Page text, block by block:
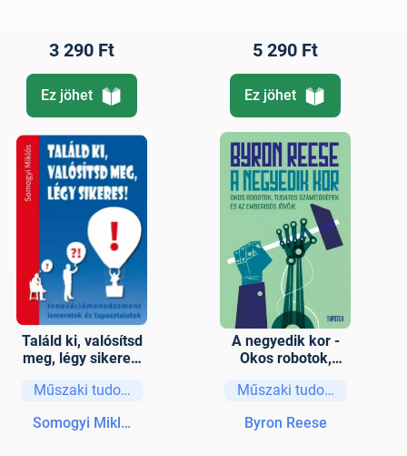
3 290 Ft
Ez jöhet
5 290 Ft
Ez jöhet
Találd ki, valósítsd
meg, légy sikeres!
ment ismeretek és
Műszaki tudományok
Somogyi Miklós
A negyedik kor -
Okos robotok,
számítógépek és az
Műszaki tudományok
Byron Reese